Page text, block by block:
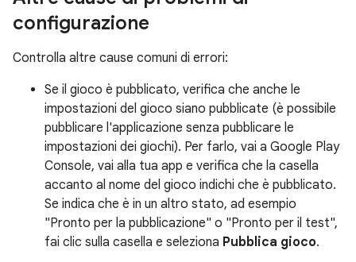
configurazione
Controlla altre cause comuni di errori:
Se il gioco è pubblicato, verifica che anche le
impostazioni del gioco siano pubblicate (è possibile
pubblicare l'applicazione senza pubblicare le
impostazioni dei giochi). Per farlo, vai a Google Play
Console, vai alla tua app e verifica che la casella
accanto al nome del gioco indichi che è pubblicato.
Se indica che è in un altro stato, ad esempio
"Pronto per la pubblicazione" o "Pronto per il test",
fai clic sulla casella e seleziona Pubblica gioco.